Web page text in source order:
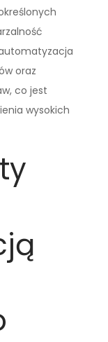
oraz
co jest
wysokich